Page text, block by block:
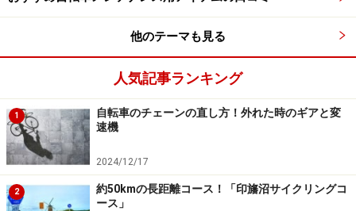
ー。もし、輪行などを頻繁に行いたいなら、フォールデ
ィングバイク。そうでないなら、折り畳み機構のないミ
ひと口にミニベロといっても、折り畳み機構をもつフォ
ールディングバイクから、ロードバイク顔負けの走行性
能をもつモデル、8インチの超小径から24インチのちょ
い小径までタイプは様々。それだけに、わずか5台に絞
他のテーマも見る
人気記事ランキング
1
自転車のチェーンの直し方！外れた時のギアと変
速機
2024/12/17
2
約50kmの長距離コース！「印旛沼サイクリングコ
ース」